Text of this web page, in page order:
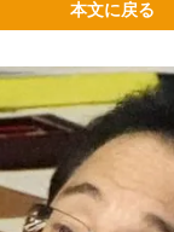
本文に戻る